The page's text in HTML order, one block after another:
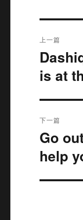
章
导
上一篇
上
篇
文
章：
is at
下一篇
下
篇
文
章：
Go
help